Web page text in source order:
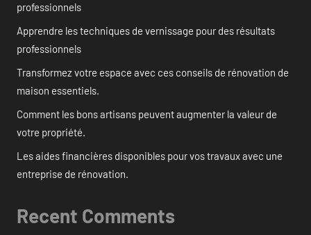
professionnels
Apprendre les techniques de vernissage pour des résultats
professionnels
Transformez votre espace avec ces conseils de rénovation de
maison essentiels.
Comment les bons artisans peuvent augmenter la valeur de
votre propriété.
Les aides financières disponibles pour vos travaux avec une
entreprise de rénovation.
Recent Comments